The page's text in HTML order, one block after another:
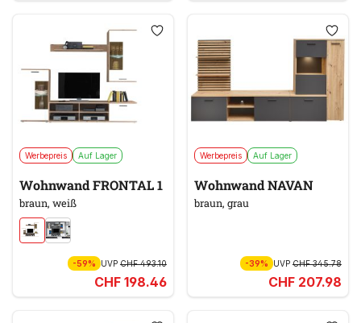
Werbepreis Auf Lager
Wohnwand FRONTAL 1
braun, weiß
-59% UVP CHF 493.10
CHF 198.46
Werbepreis Auf Lager
Wohnwand NAVAN
braun, grau
-39% UVPCHF 345.78
CHF 207.98